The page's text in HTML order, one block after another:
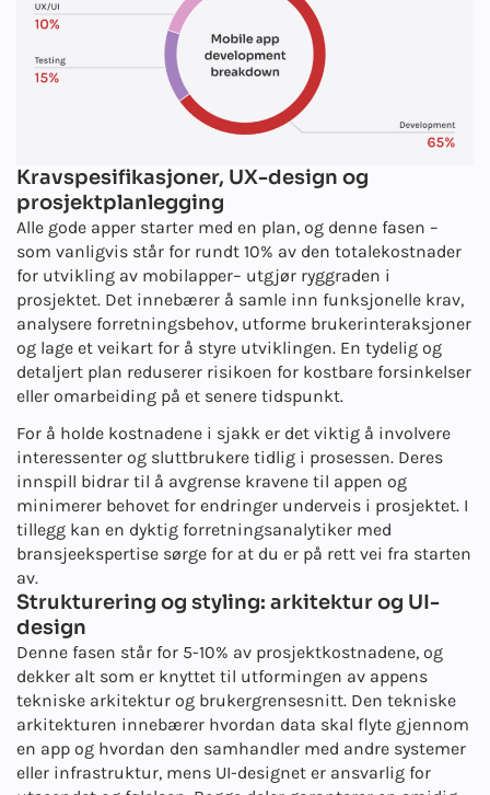
Kravspesifikasjoner, UX-design og
prosjektplanlegging
Alle gode apper starter med en plan, og denne fasen –
som vanligvis står for rundt 10% av den totalekostnader
for utvikling av mobilapper– utgjør ryggraden i
prosjektet. Det innebærer å samle inn funksjonelle krav,
analysere forretningsbehov, utforme brukerinteraksjoner
og lage et veikart for å styre utviklingen. En tydelig og
detaljert plan reduserer risikoen for kostbare forsinkelser
eller omarbeiding på et senere tidspunkt.
For å holde kostnadene i sjakk er det viktig å involvere
interessenter og sluttbrukere tidlig i prosessen. Deres
innspill bidrar til å avgrense kravene til appen og
minimerer behovet for endringer underveis i prosjektet. I
tillegg kan en dyktig forretningsanalytiker med
bransjeekspertise sørge for at du er på rett vei fra starten
av.
Strukturering og styling: arkitektur og UI-
design
Denne fasen står for 5-10% av prosjektkostnadene, og
dekker alt som er knyttet til utformingen av appens
tekniske arkitektur og brukergrensesnitt. Den tekniske
arkitekturen innebærer hvordan data skal flyte gjennom
en app og hvordan den samhandler med andre systemer
eller infrastruktur, mens UI-designet er ansvarlig for